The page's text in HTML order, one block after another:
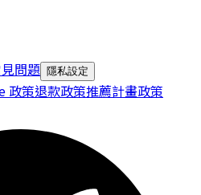
問題 隱私設定
政策退款政策推薦計畫政策